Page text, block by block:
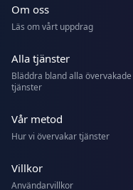
Om oss
Läs om vårt uppdrag
Alla tjänster
Bläddra bland alla övervakade
tjänster
Vår metod
Hur vi övervakar tjänster
Villkor
Användarvillkor